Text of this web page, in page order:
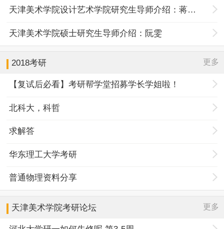
天津美术学院设计艺术学院研究生导师介绍：蒋松儒
天津美术学院硕士研究生导师介绍：阮雯
2018考研 更多
【复试后必看】考研帮学堂招募学长学姐啦！
北科大，科哲
求解答
华东理工大学考研
普通物理资料分享
天津美术学院考研论坛 更多